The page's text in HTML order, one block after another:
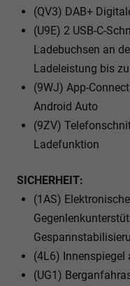
(QV3) DAB+
(U9E) 2 USB-C-
Ladebuchsen an
Ladeleistung bis
(9WJ) App-
Android Auto
(9ZV)
Ladefunktion
SICHERHEIT:
(1AS)
(4L6)
(UG1)